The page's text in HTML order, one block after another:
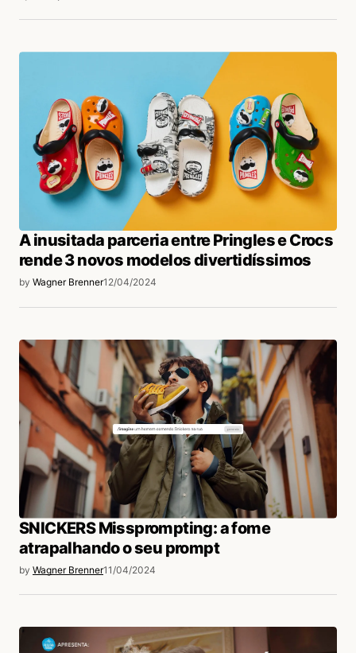
A inusitada parceria entre Pringles e Crocs
rende 3 novos modelos divertidíssimos
by Wagner Brenner12/04/2024
SNICKERS Missprompting: a fome
atrapalhando o seu prompt
by Wagner Brenner11/04/2024